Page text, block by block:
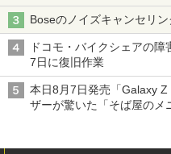
Boseのノイズキャンセリ
ドコモ・バイクシェアの
7日に復旧作業
本日8月7日発売「Galaxy
ザーが驚いた「そば屋のメ